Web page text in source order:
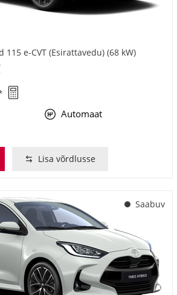
115 e-CVT (Esirattavedu) (68 kW)
Automaat
Lisa võrdlusse
Saabuv